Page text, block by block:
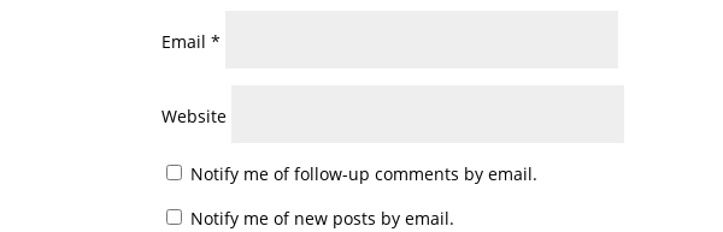
Email*
Website
Notify me of follow-up comments by email.
Notify me of new posts by email.